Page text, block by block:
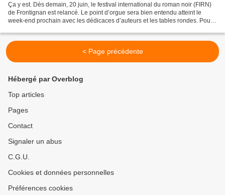
Ça y est. Dès demain, 20 juin, le festival international du roman noir (FIRN)
de Frontignan est relancé. Le point d’orgue sera bien entendu atteint le
week-end prochain avec les dédicaces d’auteurs et les tables rondes. Pour
< Page précédente
Hébergé par Overblog
Top articles
Pages
Contact
Signaler un abus
C.G.U.
Cookies et données personnelles
Préférences cookies